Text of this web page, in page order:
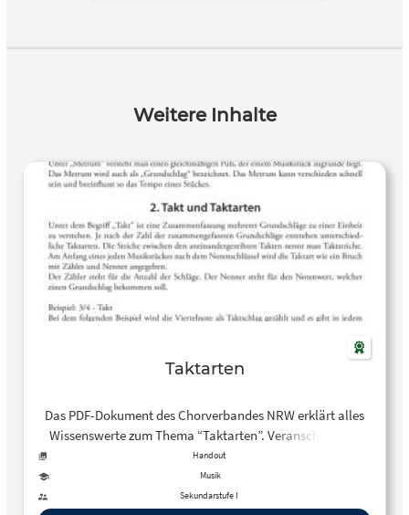
Weitere Inhalte
Taktarten
Das PDF-Dokument des Chorverbandes NRW erklärt alles
Wissenswerte zum Thema “Taktarten”. Veranschaulicht
werden die verschiedenen Taktarten sowie die relevanten
Begriffe wie Auftakt und Volltakt mit Notenbeispielen.
Handout
Musik
Sekundarstufe I